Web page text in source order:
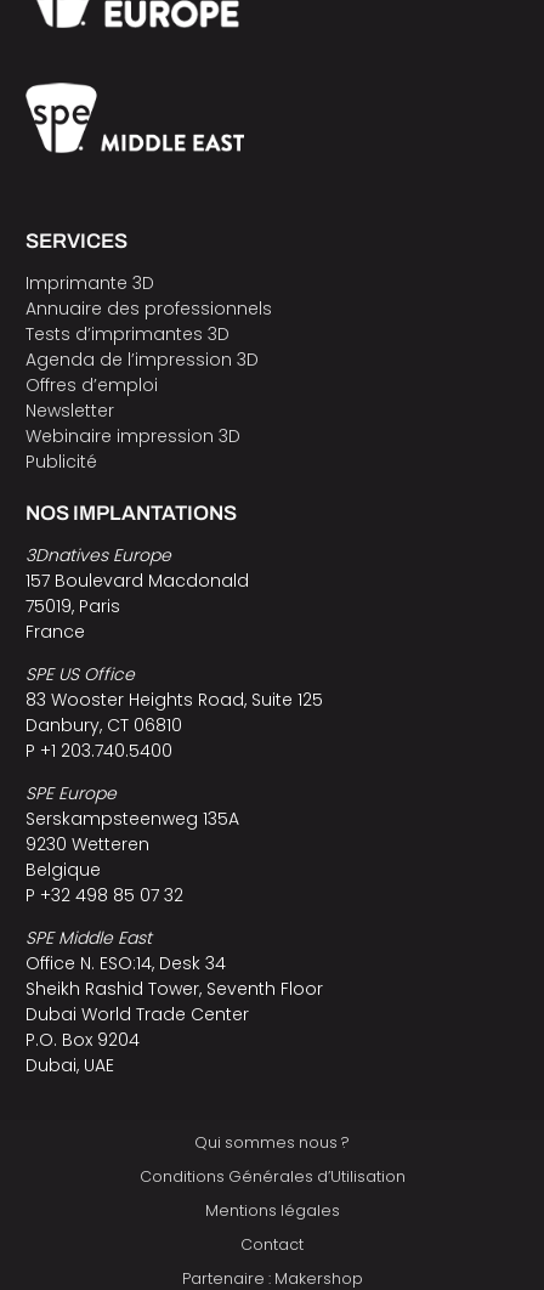
SERVICES
Imprimante 3D
Annuaire des professionnels
Tests d’imprimantes 3D
Agenda de l’impression 3D
Offres d’emploi
Newsletter
Webinaire impression 3D
Publicité
NOS IMPLANTATIONS
3Dnatives Europe
157 Boulevard Macdonald
75019, Paris
France
SPE US Office
83 Wooster Heights Road, Suite 125
Danbury, CT 06810
P +1 203.740.5400
SPE Europe
Serskampsteenweg 135A
9230 Wetteren
Belgique
P +32 498 85 07 32
SPE Middle East
Office N. ESO:14, Desk 34
Sheikh Rashid Tower, Seventh Floor
Dubai World Trade Center
P.O. Box 9204
Dubai, UAE
Qui sommes nous ?
Conditions Générales d’Utilisation
Mentions légales
Contact
Partenaire : Makershop